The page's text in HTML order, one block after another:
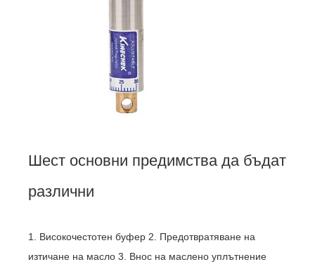
Шест основни предимства да бъдат
различни
1. Високочестотен буфер 2. Предотвратяване на
изтичане на масло 3. Внос на маслено уплътнение